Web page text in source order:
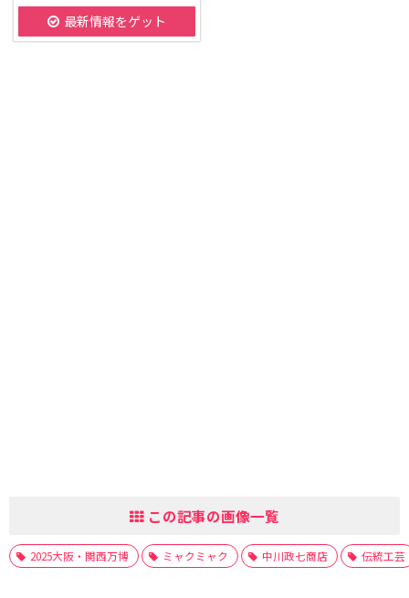
最新情報をゲット
この記事の画像一覧
2025大阪・関西万博 ミャクミャク 中川政七商店 伝統工芸